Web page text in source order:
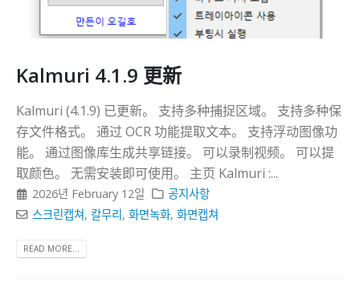
Kalmuri 4.1.9 更新
Kalmuri (4.1.9) 已更新。 支持多种捕捉区域。 支持多种保
存文件格式。 通过 OCR 功能提取文本。 支持浮动图像功
能。 通过图像库生成共享链接。 可以录制视频。 可以提
取颜色。 无需安装即可使用。 主页 Kalmuri :...
2026년 February 12일
공지사항
스크린캡쳐, 칼무리,화면녹화,화면캡쳐
READ MORE...